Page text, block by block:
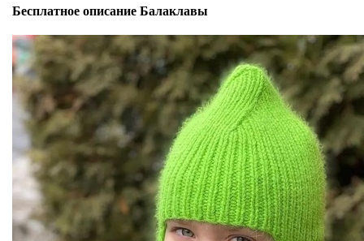
Бесплатное описание Балаклавы